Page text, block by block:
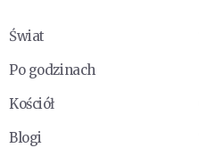
Świat
Po godzinach
Kościół
Blogi